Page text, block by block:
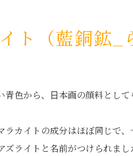
ト（藍銅鉱
青色から、日本画の顔料として
ラカイトの成分はほぼ同じで
ライトと名前がつけられまし